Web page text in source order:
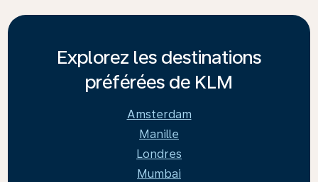
Explorez les destinations
préférées de KLM
Amsterdam
Manille
Londres
Mumbai